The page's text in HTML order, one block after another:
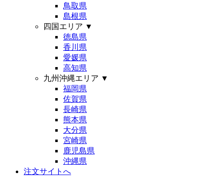
鳥取県
島根県
四国エリア ▼
徳島県
香川県
愛媛県
高知県
九州沖縄エリア ▼
福岡県
佐賀県
長崎県
熊本県
大分県
宮崎県
鹿児島県
沖縄県
注文サイトへ